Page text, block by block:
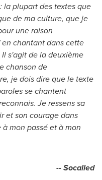
la plupart des textes que
de ma culture, que je
une raison
chantant dans cette
s'agit de la deuxième
chanson de
je dois dire que le texte
se chantent
Je ressens sa
et son courage dans
mon passé et à mon
-- Socalled